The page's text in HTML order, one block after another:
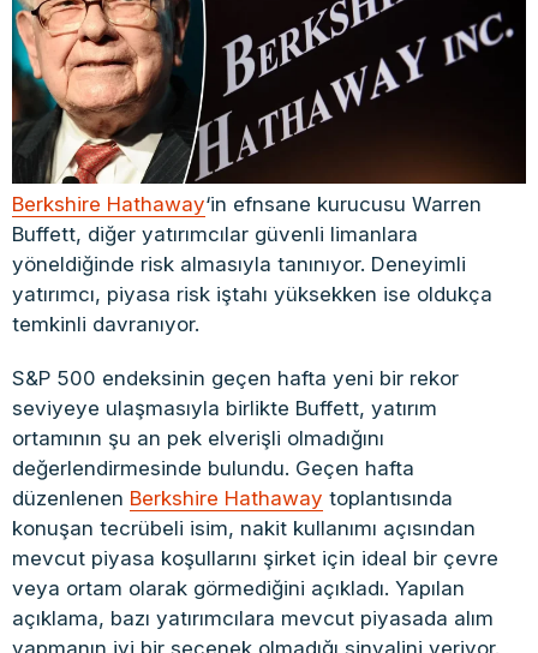
Berkshire Hathaway‘in efnsane kurucusu Warren
Buffett, diğer yatırımcılar güvenli limanlara
yöneldiğinde risk almasıyla tanınıyor. Deneyimli
yatırımcı, piyasa risk iştahı yüksekken ise oldukça
temkinli davranıyor.
S&P 500 endeksinin geçen hafta yeni bir rekor
seviyeye ulaşmasıyla birlikte Buffett, yatırım
ortamının şu an pek elverişli olmadığını
değerlendirmesinde bulundu. Geçen hafta
düzenlenen Berkshire Hathaway toplantısında
konuşan tecrübeli isim, nakit kullanımı açısından
mevcut piyasa koşullarını şirket için ideal bir çevre
veya ortam olarak görmediğini açıkladı. Yapılan
açıklama, bazı yatırımcılara mevcut piyasada alım
yapmanın iyi bir seçenek olmadığı sinyalini veriyor.